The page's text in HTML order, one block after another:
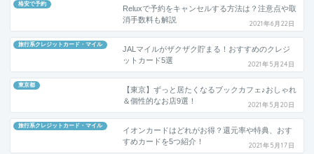
格安で予約
Reluxで予約をキャンセルする方法は？注意点や取
消手数料も解説
2021年6月22日
旅行系クレジットカード・マイル
JALマイルがザクザク貯まる！おすすめのクレジ
ットカード5選
2021年5月24日
東京都
【東京】ずっと居たくなるブックカフェ♪おしゃれ
＆個性的なお店9選！
2021年5月20日
旅行系クレジットカード・マイル
イオンカードはどれがお得？還元率や特典、おす
すめカードを5つ紹介！
2021年5月17日